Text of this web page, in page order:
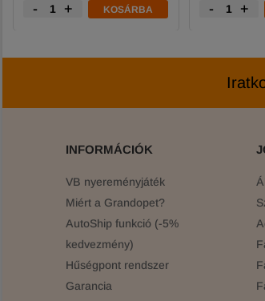
- + KOSÁRBA - +
INFORMÁCIÓK
VB nyereményjáték
Miért a Grandopet?
AutoShip funkció (-5%
kedvezmény)
Hűségpont rendszer
Garancia